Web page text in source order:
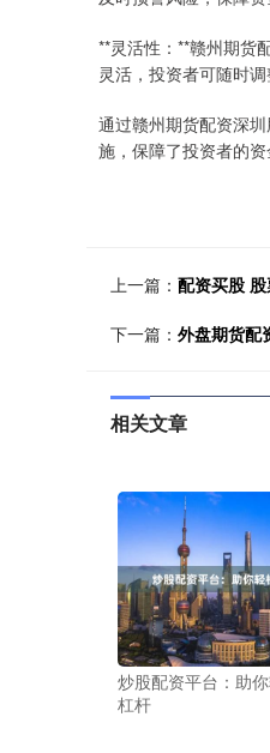
**灵活性：**赣州期货
灵活，投资者可随时
通过赣州期货配资深
施，保障了投资者的
上一篇： 配资买股
下一篇： 外盘期货配
相关文章
炒股配资平台：助
杠杆